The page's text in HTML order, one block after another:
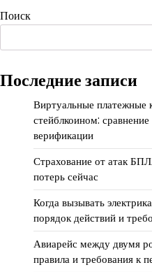
Поиск
Последние записи
Виртуальные платежные
стейблкоином:
верификации
Страхование от атак
потерь сейчас
Когда вызывать
порядок действий и
Авиарейс между двумя
правила и требования к